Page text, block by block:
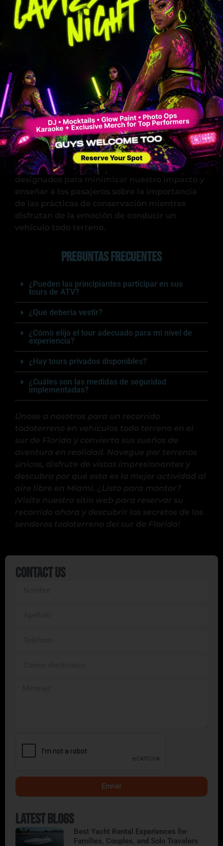
podrán encontrar vida silvestre nativa como
ciervos, pavos salvajes y varias especies de
aves, lo que hace de cada recorrido un nuevo
descubrimiento de la rica biodiversidad de
Prácticas de conducción sostenible
Estamos comprometidos a preservar la belleza
natural de nuestros senderos y los entornos
circundantes. Nuestros tours se realizan con el
máximo respeto por la tierra y la vida silvestre.
Nos adherimos estrictamente a los senderos
enseñar a los pasajeros sobre la importancia
de las prácticas de conservación mientras
disfrutan de la emoción de conducir un
vehículo todo terreno.
Preguntas frecuentes
¿Pueden las principiantes participar en sus
tours de ATV?
¿Que deberia vestir?
¿Cómo elijo el tour adecuado para mi nivel de
experiencia?
¿Hay tours privados disponibles?
¿Cuáles son las medidas de seguridad
implementadas?
Únase a nosotros para un recorrido
todoterreno en vehículos todo terreno en el
sur de Florida y convierta sus sueños de
aventura en realidad. Navegue por terrenos
únicos, disfrute de vistas impresionantes y
descubra por qué esta es la mejor actividad al
aire libre en Miami. ¿Listo para montar?
¡Visite nuestro sitio web para reservar su
recorrido ahora y descubrir los secretos de los
senderos todoterreno del sur de Florida!
Contact Us
Enviar
Latest Blogs
Best Yacht Rental Experiences for
Families, Couples, and Solo Travelers